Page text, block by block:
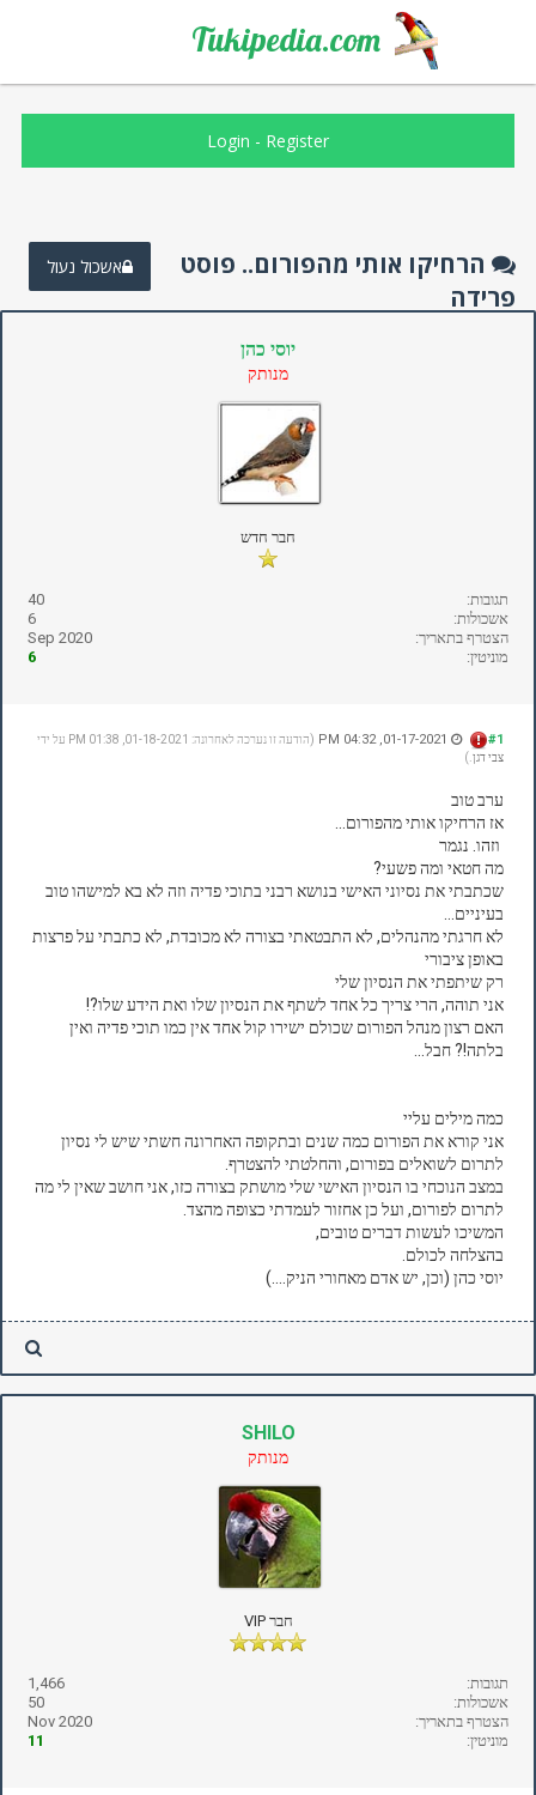
Tukipedia.com
Login - Register
אשכול נעול
הרחיקו אותי מהפורום.. פוסט
פרידה
יוסי כהן
מנותק
חבר חדש
תגובות:
40
אשכולות:
6
הצטרף בתאריך:
Sep 2020
מוניטין:
6
#1
(הודעה זו נערכה לאחרונה: 01-18-2021, 01:38 PM על ידי
צבי דגן .)
ערב טוב
אז הרחיקו אותי מהפורום...
וזהו. נגמר
מה חטאי ומה פשעי?
שכתבתי את נסיוני האישי בנושא רבני בתוכי פדיה וזה לא בא למישהו טוב
בעיניים...
לא חרגתי מהנהלים, לא התבטאתי בצורה לא מכובדת, לא כתבתי על פרצות
באופן ציבורי
רק שיתפתי את הנסיון שלי
אני תוהה, הרי צריך כל אחד לשתף את הנסיון שלו ואת הידע שלו?!
האם רצון מנהל הפורום שכולם ישירו קול אחד אין כמו תוכי פדיה ואין
בלתה!? חבל...
כמה מילים עליי
אני קורא את הפורום כמה שנים ובתקופה האחרונה חשתי שיש לי נסיון
לתרום לשואלים בפורום, והחלטתי להצטרף.
במצב הנוכחי בו הנסיון האישי שלי מושתק בצורה כזו, אני חושב שאין לי מה
לתרום לפורום, ועל כן אחזור לעמדתי כצופה מהצד.
המשיכו לעשות דברים טובים,
בהצלחה לכולם.
יוסי כהן (וכן, יש אדם מאחורי הניק....)
SHILO
מנותק
חבר VIP
תגובות:
1,466
אשכולות:
50
הצטרף בתאריך:
Nov 2020
מוניטין:
11